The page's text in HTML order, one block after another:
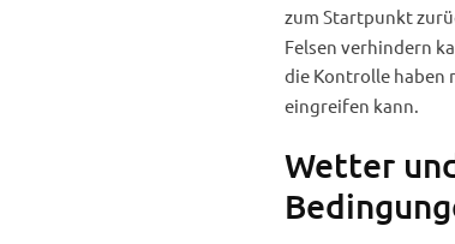
zum Startpunkt
Felsen verhindern
die Kontrolle haben
eingreifen kann.
Wetter